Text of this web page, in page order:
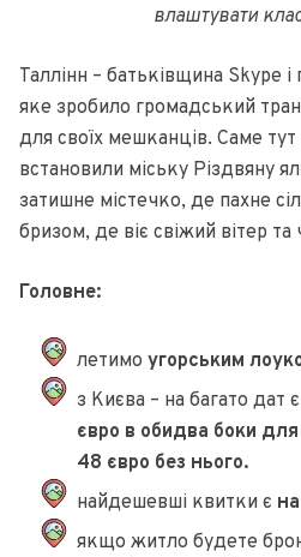
влаштувати
Таллінн – батьківщина Skype
яке зробило громадський
для своїх мешканців. Саме тут
встановили міську Різдвяну
затишне містечко, де пахне
бризом, де віє свіжий вітер
Головне:
летимо угорським
з Києва – на багато дат
євро в обидва боки
48 євро без нього.
найдешевші квитки є
якщо житло будете